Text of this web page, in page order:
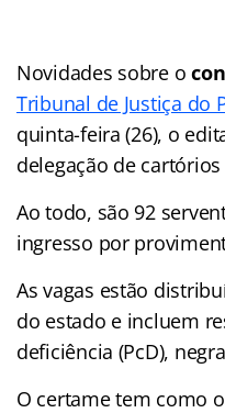
Novidades sobre o
Tribunal de Justiça do
quinta-feira (26), o
delegação de
Ao todo, são 92
ingresso por
As vagas estão
do estado e incluem
deficiência (PcD),
O certame tem como